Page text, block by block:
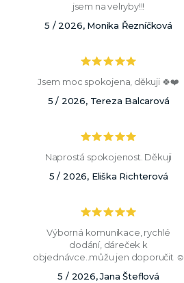
jsem na velryby!!!
5 / 2026, Monika Řezníčková
Jsem moc spokojena, děkuji 🍀❤️
5 / 2026, Tereza Balcarová
Naprostá spokojenost. Děkuji
5 / 2026, Eliška Richterová
Výborná komunikace, rychlé
dodání, dáreček k
objednávce..můžu jen doporučit ☺️
5 / 2026, Jana Šteflová